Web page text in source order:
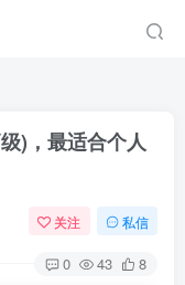
)，最适合个人
关注 私信
0 43 8